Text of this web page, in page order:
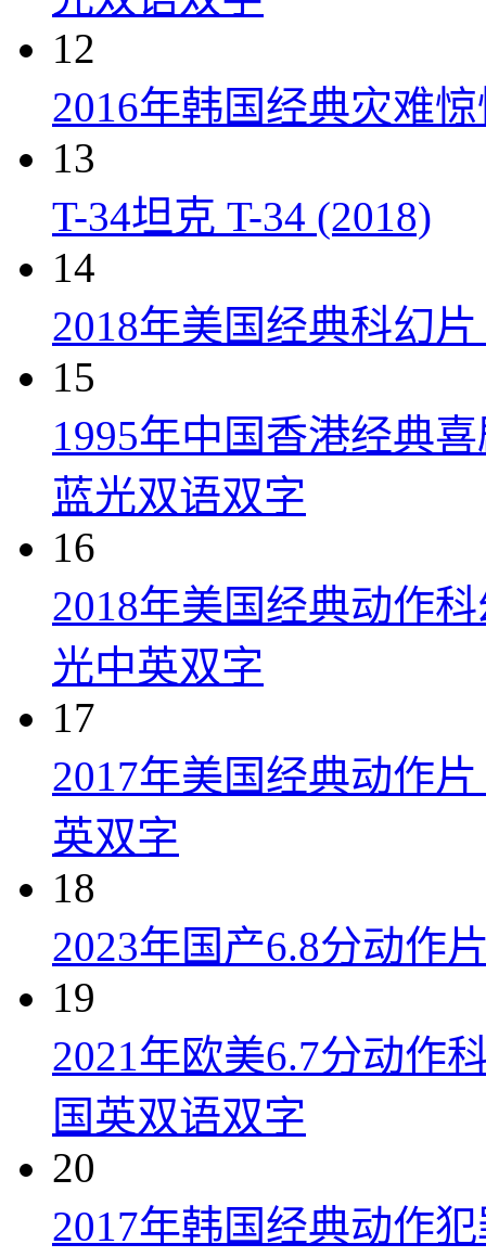
12
2016年韩国经典灾难
13
T-34坦克 T-34 (2018)
14
2018年美国经典科幻
15
1995年中国香港经典
蓝光双语双字
16
2018年美国经典动作
光中英双字
17
2017年美国经典动作
英双字
18
2023年国产6.8分动作
19
2021年欧美6.7分动作
国英双语双字
20
2017年韩国经典动作